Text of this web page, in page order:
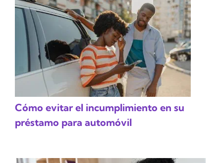
Cómo evitar el incumplimiento en su
préstamo para automóvil